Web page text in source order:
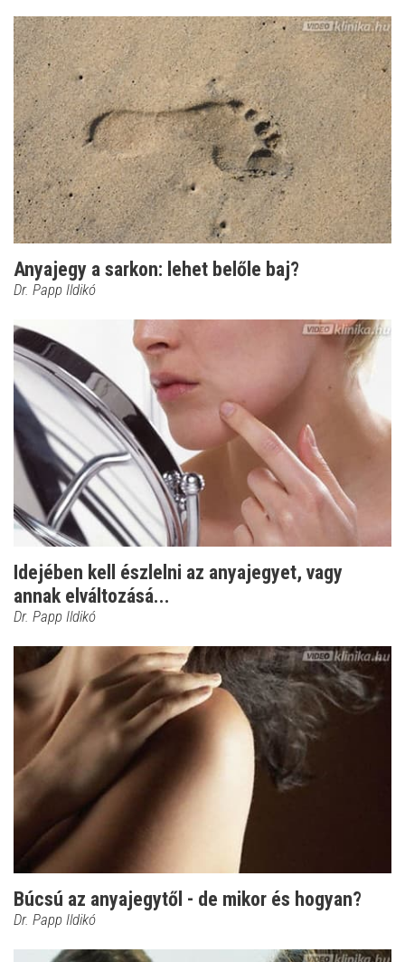
Anyajegy a sarkon: lehet belőle baj?
Dr. Papp Ildikó
Idejében kell észlelni az anyajegyet, vagy
annak elváltozásá...
Dr. Papp Ildikó
Búcsú az anyajegytől - de mikor és hogyan?
Dr. Papp Ildikó